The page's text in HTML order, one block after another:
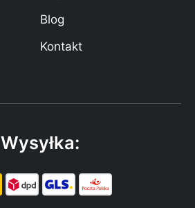
Blog
Kontakt
Wysyłka: